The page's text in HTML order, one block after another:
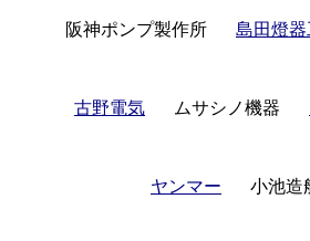
阪神ポンプ製作所 島田燈器
古野電気 ムサシノ機器
ヤンマー 小池造